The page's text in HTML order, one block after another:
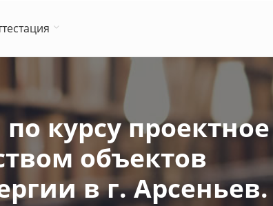
курсу проектное
объектов
в г. Арсеньев.